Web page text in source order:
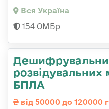
Вся Україна
154 ОМБр
розвідувальних
БПЛА
від 50000 до 120000